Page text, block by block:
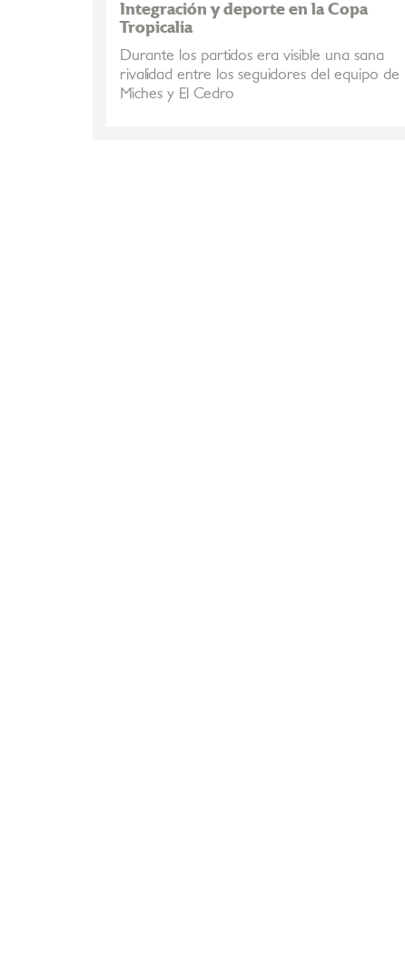
Integración y deporte en la Copa
Tropicalia
Durante los partidos era visible una sana
rivalidad entre los seguidores del equipo de
Miches y El Cedro